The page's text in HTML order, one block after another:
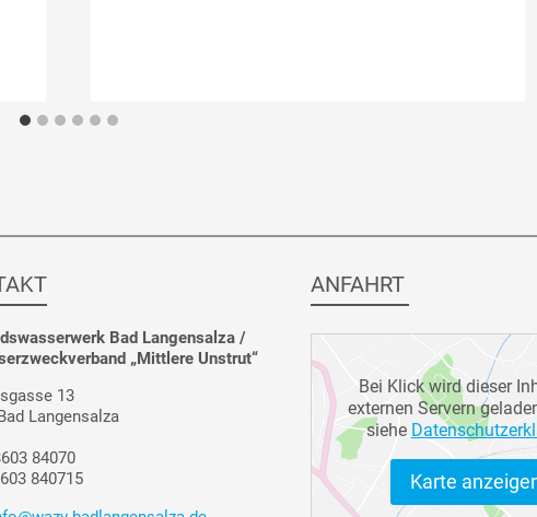
Bad Langensalza /
„Mittlere Unstrut“
13
Langensalza
84070
840715
ANFAHRT
Bei Klick wird dieser
externen Servern
siehe
Karte